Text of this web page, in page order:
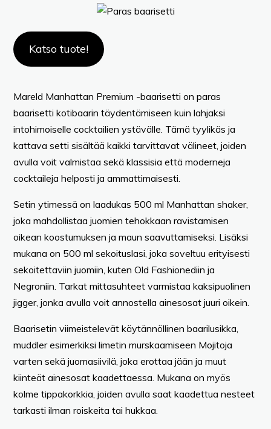
Katso tuote!
Mareld Manhattan Premium -baarisetti on paras
baarisetti kotibaarin täydentämiseen kuin lahjaksi
intohimoiselle cocktailien ystävälle. Tämä tyylikäs ja
kattava setti sisältää kaikki tarvittavat välineet, joiden
avulla voit valmistaa sekä klassisia että moderneja
cocktaileja helposti ja ammattimaisesti.
Setin ytimessä on laadukas 500 ml Manhattan shaker,
joka mahdollistaa juomien tehokkaan ravistamisen
oikean koostumuksen ja maun saavuttamiseksi. Lisäksi
mukana on 500 ml sekoituslasi, joka soveltuu erityisesti
sekoitettaviin juomiin, kuten Old Fashionediin ja
Negroniin. Tarkat mittasuhteet varmistaa kaksipuolinen
jigger, jonka avulla voit annostella ainesosat juuri oikein.
Baarisetin viimeistelevät käytännöllinen baarilusikka,
muddler esimerkiksi limetin murskaamiseen Mojitoja
varten sekä juomasiivilä, joka erottaa jään ja muut
kiinteät ainesosat kaadettaessa. Mukana on myös
kolme tippakorkkia, joiden avulla saat kaadettua nesteet
tarkasti ilman roiskeita tai hukkaa.